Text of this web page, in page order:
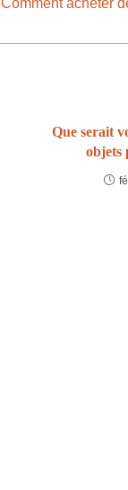
Comment acheter
Que serait
objets